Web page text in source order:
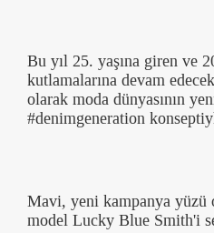
Bu yıl 25. yaşına giren ve
kutlamalarına devam
olarak moda dünyasının
#denimgeneration
Mavi, yeni kampanya yüzü
model Lucky Blue Smith'i